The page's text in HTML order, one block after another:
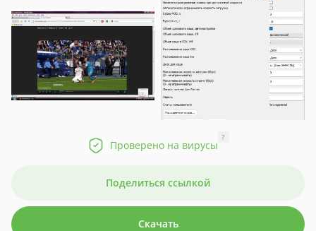
Проверено на вирусы
?
Поделиться ссылкой
Скачать